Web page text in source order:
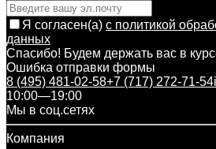
Я согласен(a) с политикой
данных
Спасибо! Будем держать вас в
Ошибка отправки формы
8 (495) 481-02-58+7 (717) 272-71-54
10:00—19:00
Мы в соц.сетях
Компания